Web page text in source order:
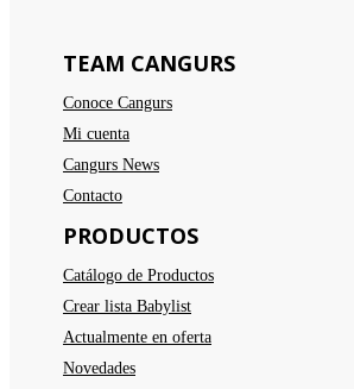
TEAM CANGURS
Conoce Cangurs
Mi cuenta
Cangurs News
Contacto
PRODUCTOS
Catálogo de Productos
Crear lista Babylist
Actualmente en oferta
Novedades